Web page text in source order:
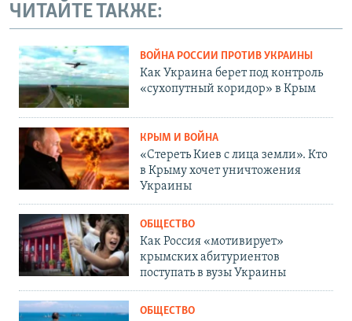
ЧИТАЙТЕ ТАКЖЕ:
ВОЙНА РОССИИ ПРОТИВ УКРАИНЫ
Как Украина берет под контроль
«сухопутный коридор» в Крым
КРЫМ И ВОЙНА
«Стереть Киев с лица земли». Кто
в Крыму хочет уничтожения
Украины
ОБЩЕСТВО
Как Россия «мотивирует»
крымских абитуриентов
поступать в вузы Украины
ОБЩЕСТВО